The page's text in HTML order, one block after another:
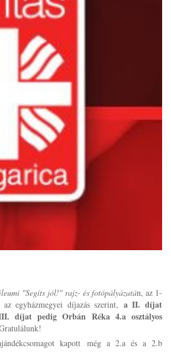
"Segíts jól!" rajz- és fotópályázatán, az 1-
egyházmegyei díjazás szerint, a II. díjat
díjat pedig Orbán Réka 4.a osztályos
kapott még a 2.a és a 2.b